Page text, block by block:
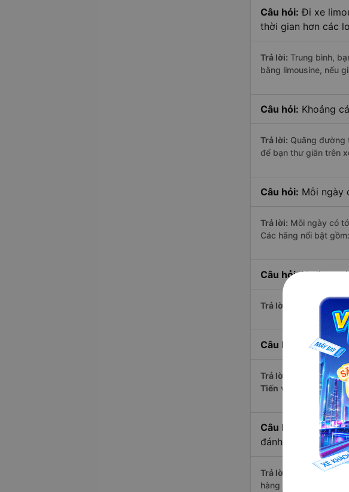
Câu hỏi: Đi xe
thời gian hơn các
Trả lời: Trung bình,
bằng limousine, nếu
Câu hỏi: Khoảng
Trả lời: Quãng đường
để bạn thư giãn trên
Câu hỏi: Mỗi ngày
Trả lời: Mỗi ngày có
Các hãng nổi bật gồm:
Câu hỏi:Xe
Trả lời: Chuyến
Câu hỏi: Xe
Trả lời: Nếu bạn
Tiến vận hành.
Câu hỏi:
Xe
đánh giá tốt nhất?
Trả lời: Trong số các
hàng – một con số